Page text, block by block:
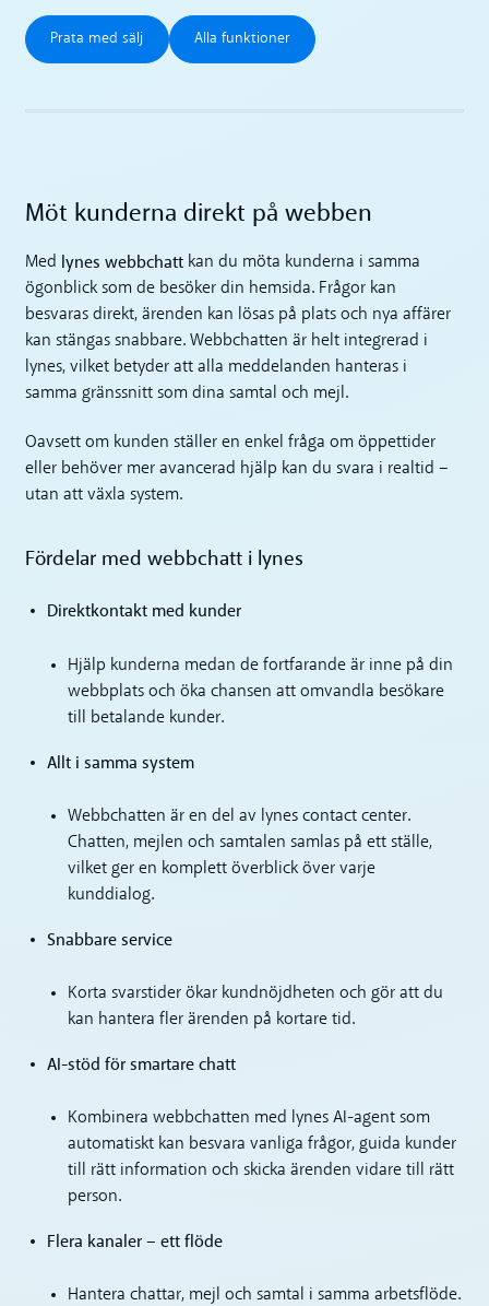
Prata med sälj
Prata med sälj
Alla funktioner
Alla funktioner
Möt kunderna direkt på webben
Med lynes webbchatt kan du möta kunderna i samma
ögonblick som de besöker din hemsida. Frågor kan
besvaras direkt, ärenden kan lösas på plats och nya affärer
kan stängas snabbare. Webbchatten är helt integrerad i
lynes, vilket betyder att alla meddelanden hanteras i
samma gränssnitt som dina samtal och mejl.
Oavsett om kunden ställer en enkel fråga om öppettider
eller behöver mer avancerad hjälp kan du svara i realtid –
utan att växla system.
Fördelar med webbchatt i lynes
Direktkontakt med kunder
Hjälp kunderna medan de fortfarande är inne på din
webbplats och öka chansen att omvandla besökare
till betalande kunder.
Allt i samma system
Webbchatten är en del av lynes contact center.
Chatten, mejlen och samtalen samlas på ett ställe,
vilket ger en komplett överblick över varje
kunddialog.
Snabbare service
Korta svarstider ökar kundnöjdheten och gör att du
kan hantera fler ärenden på kortare tid.
AI-stöd för smartare chatt
Kombinera webbchatten med lynes AI-agent som
automatiskt kan besvara vanliga frågor, guida kunder
till rätt information och skicka ärenden vidare till rätt
person.
Flera kanaler – ett flöde
Hantera chattar, mejl och samtal i samma arbetsflöde.